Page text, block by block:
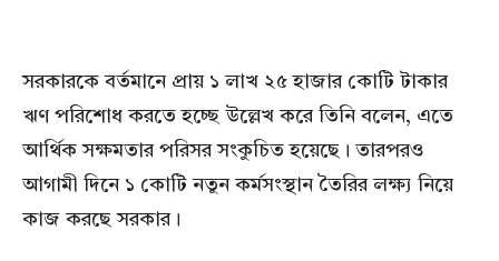
সরকারকে বর্তমানে প্রায় ১ লাখ ২৫ হাজার কোটি টাকার
ঋণ পরিশোধ করতে হচ্ছে উল্লেখ করে তিনি বলেন, এতে
আর্থিক সক্ষমতার পরিসর সংকুচিত হয়েছে। তারপরও
আগামী দিনে ১ কোটি নতুন কর্মসংস্থান তৈরির লক্ষ্য নিয়ে
কাজ করছে সরকার।